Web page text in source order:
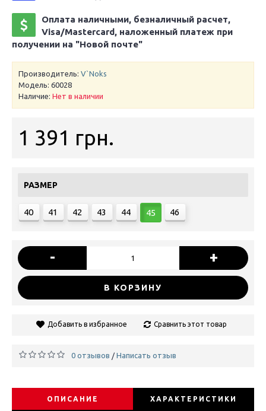
Оплата наличными, безналичный расчет,
Visa/Mastercard, наложенный платеж при
получении на "Новой почте"
Производитель: V`Noks
Модель: 60028
Наличие: Нет в наличии
1 391 грн.
РАЗМЕР
40 41 42 43 44 45 46
- +
В КОРЗИНУ
Добавить в избранное Сравнить этот товар
0 отзывов / Написать отзыв
ОПИСАНИЕ ХАРАКТЕРИСТИКИ